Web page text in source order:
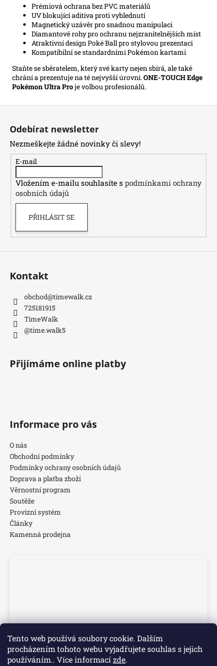
Tento web používá soubory cookie. Dalším
procházením tohoto webu vyjadřujete souhlas s jejich
používáním.. Více informacízde.
Prémiová ochrana bez PVC materiálů
UV blokující aditiva proti vyblednutí
Magnetický uzávěr pro snadnou manipulaci
Diamantové rohy pro ochranu nejzranitelnějších míst
Atraktivní design Poké Ball pro stylovou prezentaci
Kompatibilní se standardními Pokémon kartami
Staňte se sběratelem, který své karty nejen sbírá, ale také
chrání a prezentuje na té nejvyšší úrovni.ONE-TOUCH Edge
Pokémon Ultra Proje volbou profesionálů.
Odebírat newsletter
Nezmeškejte žádné novinky či slevy!
E-mail
Vložením e-mailu souhlasíte s podmínkami ochrany
osobních údajů
PŘIHLÁSIT SE
Kontakt
obchod@timewalk.cz
725181915
TimeWalk
@time.walk5
Přijímáme online platby
Informace pro vás
O nás
Obchodní podmínky
Podmínky ochrany osobních údajů
Doprava a platba zboží
Věrnostní program
Soutěže
Provizní systém
Články
Kamenná prodejna